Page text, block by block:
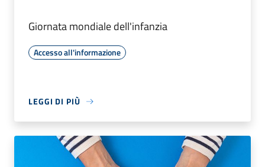
Giornata mondiale dell'infanzia
Accesso all'informazione
LEGGI DI PIÙ